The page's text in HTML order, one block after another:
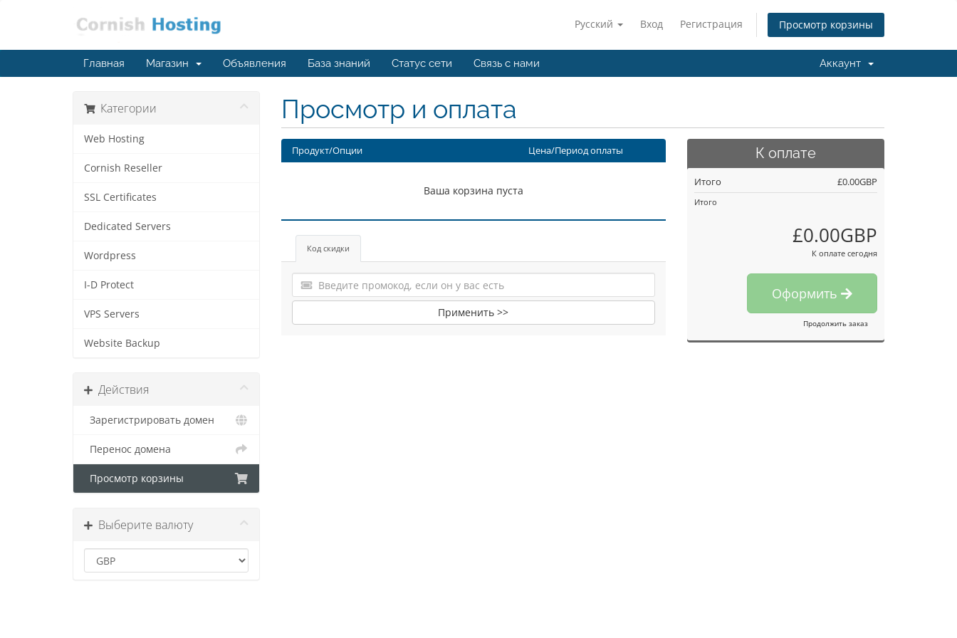
Русский Вход Регистрация Просмотр корзины
Главная Магазин Объявления База знаний Статус сети Связь с нами Аккаунт
Категории
Web Hosting
Cornish Reseller
SSL Certificates
Dedicated Servers
Wordpress
I-D Protect
VPS Servers
Website Backup
Действия
Зарегистрировать домен
Перенос домена
Просмотр корзины
Выберите валюту
Просмотр и оплата
Продукт/Опции Цена/Период оплаты
Ваша корзина пуста
Код скидки
Применить >>
К оплате
Итого £0.00GBP
Итого
£0.00GBP
К оплате сегодня
Оформить
Продолжить заказ